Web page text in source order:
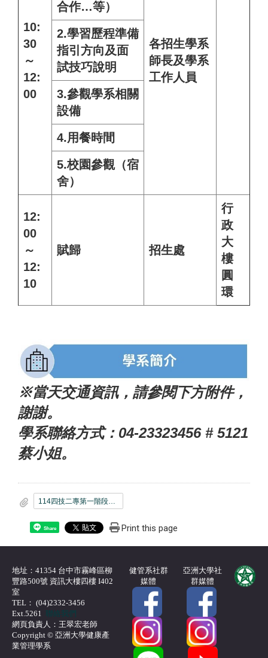
10:
30
～
12:
00
合作…等）
各招生學系
師長及學系
工作人員
2.學習歷程準備
指引方向及面
試技巧說明
3.參觀學系相關
設備
4.用餐時間
5.校園參觀（宿
舍）
12:
00
～
12:
10
賦歸 招生處
行
政
大
樓
圓
環
※當天交通資訊，請參閱下方附件，
謝謝。
學系聯絡方式：04-23323456 # 5121
蔡小姐。
Share Print this page
地址：41354 台中市霧峰區柳
豐路500號 資訊大樓四樓 I402
室
TEL： (04)2332-3456
Ext.5261聯絡我們
網頁負責人：王翠宏老師
Copyright © 亞洲大學健康產
業管理學系
健管系社群
媒體
亞洲大學社
群媒體